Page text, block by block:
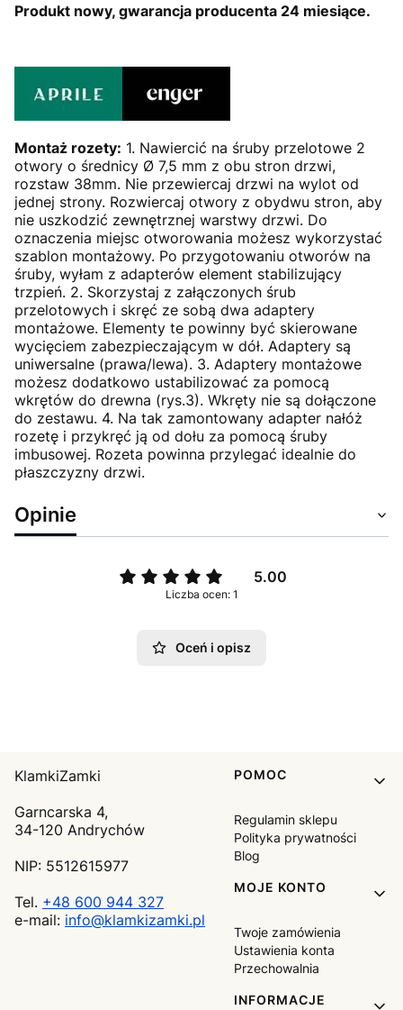
Produkt nowy, gwarancja producenta 24 miesiące.
Montaż rozety: 1. Nawiercić na śruby przelotowe 2
otwory o średnicy Ø 7,5 mm z obu stron drzwi,
rozstaw 38mm. Nie przewiercaj drzwi na wylot od
jednej strony. Rozwiercaj otwory z obydwu stron, aby
nie uszkodzić zewnętrznej warstwy drzwi. Do
oznaczenia miejsc otworowania możesz wykorzystać
szablon montażowy. Po przygotowaniu otworów na
śruby, wyłam z adapterów element stabilizujący
trzpień. 2. Skorzystaj z załączonych śrub
przelotowych i skręć ze sobą dwa adaptery
montażowe. Elementy te powinny być skierowane
wycięciem zabezpieczającym w dół. Adaptery są
uniwersalne (prawa/lewa). 3. Adaptery montażowe
możesz dodatkowo ustabilizować za pomocą
wkrętów do drewna (rys.3). Wkręty nie są dołączone
do zestawu. 4. Na tak zamontowany adapter nałóż
rozetę i przykręć ją od dołu za pomocą śruby
imbusowej. Rozeta powinna przylegać idealnie do
płaszczyzny drzwi.
Opinie
5.00
Liczba ocen: 1
Oceń i opisz
KlamkiZamki
Garncarska 4,
34-120 Andrychów
NIP: 5512615977
Tel. +48 600 944 327
e-mail: info@klamkizamki.pl
Linki w stopce
POMOC
Regulamin sklepu
Polityka prywatności
Blog
MOJE KONTO
Twoje zamówienia
Ustawienia konta
Przechowalnia
INFORMACJE